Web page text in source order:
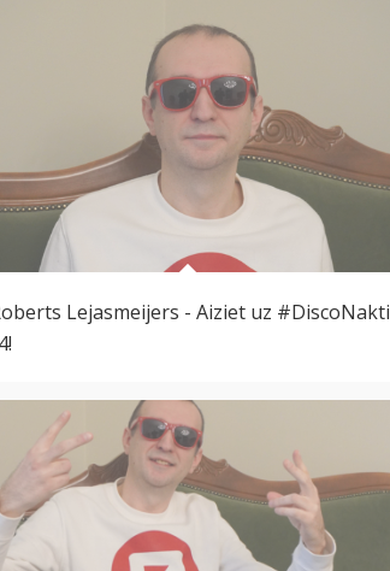
Lejasmeijers - Aiziet uz #DiscoNakti